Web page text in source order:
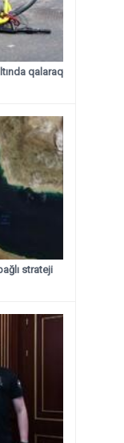
qalaraq
strateji